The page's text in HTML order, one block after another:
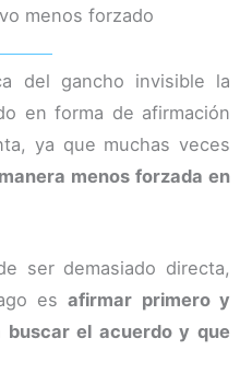
menos forzado
del gancho invisible la
en forma de afirmación
ya que muchas veces
menos forzada en
ser demasiado directa,
esafirmar primero y
buscar el acuerdo y que